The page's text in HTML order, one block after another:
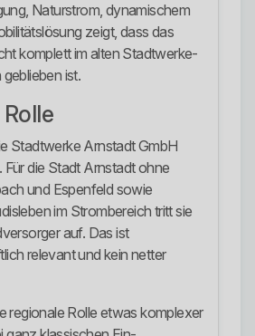
Naturstrom, dynamischem
zeigt, dass das
komplett im alten Stadtwerke-
ist.
Stadtwerke Arnstadt GmbH
Für die Stadt Arnstadt ohne
und Espenfeld sowie
im Strombereich tritt sie
auf. Das ist
relevant und kein netter
regionale Rolle etwas komplexer